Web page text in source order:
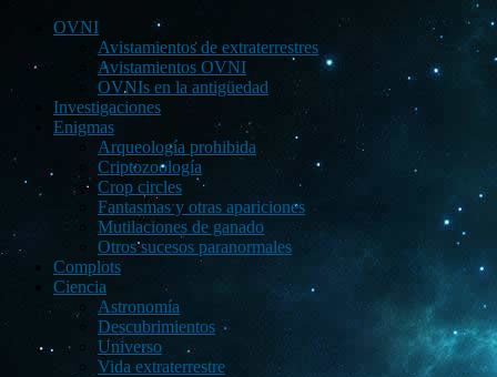
OVNI
Avistamientos de extraterrestres
Avistamientos OVNI
OVNIs en la antigüedad
Investigaciones
Enigmas
Arqueología prohibida
Criptozoología
Crop circles
Fantasmas y otras apariciones
Mutilaciones de ganado
Otros sucesos paranormales
Complots
Ciencia
Astronomía
Descubrimientos
Universo
Vida extraterrestre